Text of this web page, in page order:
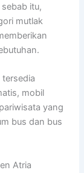
itu,
mutlak
mobil
yang
bus dan bus
Atria